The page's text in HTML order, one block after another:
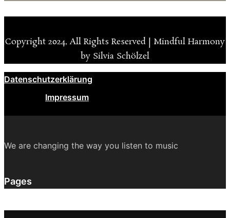
Copyright 2024, All Rights Reserved | Mindful Harmony
by Silvia Schölzel
Datenschutzerklärung
Impressum
We are changing the way you listen to music
Pages